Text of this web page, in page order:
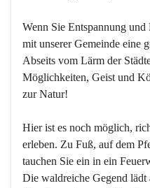
Wenn Sie Entspannung
mit unserer Gemeinde eine
Abseits vom Lärm der
Möglichkeiten, Geist und
zur Natur!
Hier ist es noch möglich,
erleben. Zu Fuß, auf dem
tauchen Sie ein in ein
Die waldreiche Gegend lädt